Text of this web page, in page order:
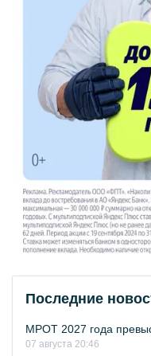
Последние
МРОТ 2027 года
07 августа 20:46